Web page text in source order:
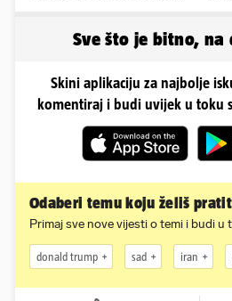
Sve što je bitno, na
Skini aplikaciju za najbolje
komentiraj i budi uvijek u toku
Odaberi temu koju želiš
Primaj sve nove vijesti o temi i budi u
donald trump sad iran